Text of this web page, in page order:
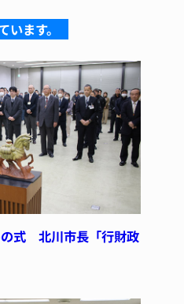
e
b
o
o
k
re
st
ます。
式 北川市長「行財政